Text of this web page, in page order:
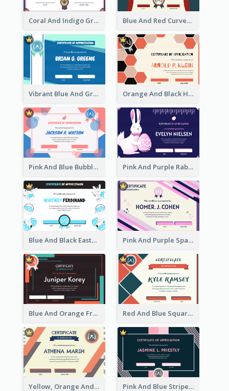
Coral And Indigo Gradient Border Certificate Design Blue And Red Curves Shape Award Certificate
Vibrant Blue And Green Badge Certificate Orange And Black Hexagon Pattern Certificate
Pink And Blue Bubbles Shapes Certificate Pink And Purple Rabbit Cartoon Easter Certificate
Blue And Black Easter Illustration Certificate Pink And Purple Sparkles Fancy Certificate
Blue And Orange Frame Dark Certificate Red And Blue Squares Pattern Certificate
Yellow, Orange And Blue Sunburst Certificate Pink And Blue Stripes Patterns Certificate